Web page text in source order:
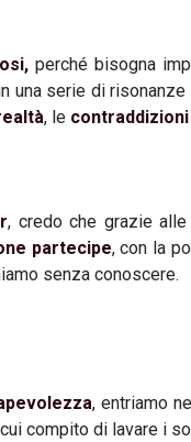
perché bisogna
una serie di
, le
, credo che grazie
partecipe, con la
senza conoscere.
, entriamo
compito di lavare i